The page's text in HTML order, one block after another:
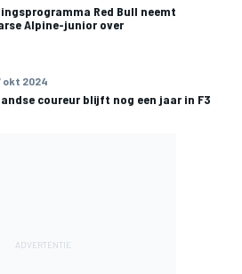
Red Bull neemt
Alpine-junior over
okt 2024
coureur blijft nog een jaar in F3